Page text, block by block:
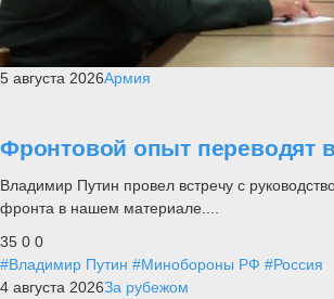
5 августа 2026Армия
Фронтовой опыт переводят
Владимир Путин провел встречу с
фронта в нашем материале....
35 0 0
#Владимир Путин #Минобороны РФ #Россия
4 августа 2026За рубежом